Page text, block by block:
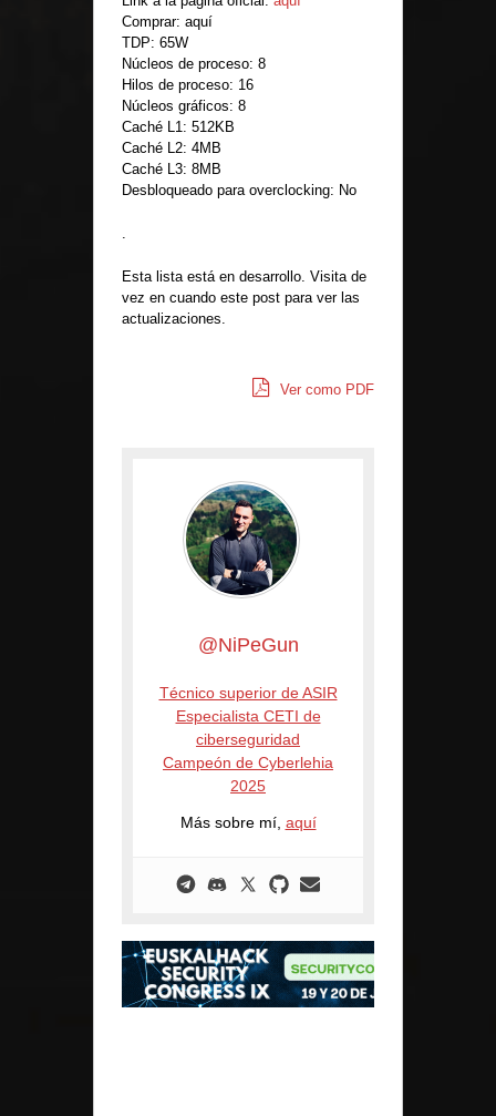
Comprar: aquí
TDP: 65W
Núcleos de proceso: 8
Hilos de proceso: 16
Núcleos gráficos: 8
Caché L1: 512KB
Caché L2: 4MB
Caché L3: 8MB
Desbloqueado para overclocking: No
.
Esta lista está en desarrollo. Visita de
vez en cuando este post para ver las
actualizaciones.
Ver como PDF
@NiPeGun
Técnico superior de ASIR
Especialista CETI de
ciberseguridad
Campeón de Cyberlehia
2025
Más sobre mí, aquí